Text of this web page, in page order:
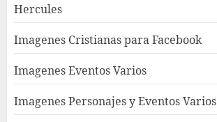
Hercules
Imagenes Cristianas para Facebook
Imagenes Eventos Varios
Imagenes Personajes y Eventos Varios